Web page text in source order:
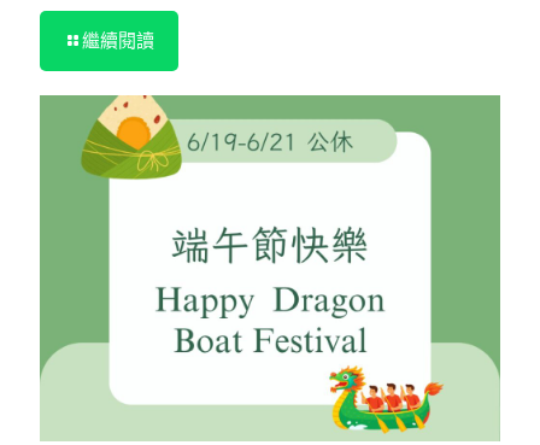
繼續閱讀